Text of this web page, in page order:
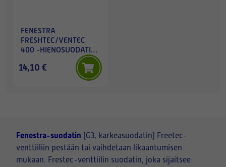
FENESTRA
FRESHTEC/VENTEC
400 -HIENOSUODATIN
F7 (ENNEN V. 2006)
14,10 €
Fenestra-suodatin (G3, karkeasuodatin) Freetec-
venttiiliin pestään tai vaihdetaan likaantumisen
mukaan. Frestec-venttiilin suodatin, joka sijaitsee